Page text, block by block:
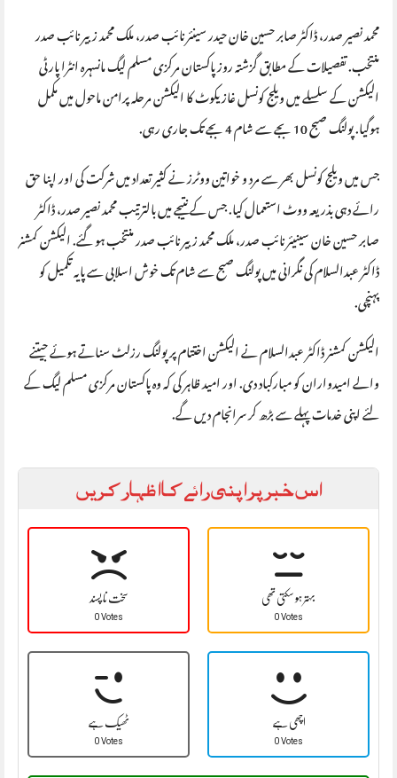
محمد نصیر صدر، ڈاکٹر صابر حسین خان حیدر سینئر نائب صدر، ملک محمد زبیر نائب صدر
منتخب. تفصیلات کے مطابق گزشتہ روز پاکستان مرکزی مسلم لیگ مانسہرہ انٹرا پارٹی
الیکشن کے سلسلے میں ویلج کونسل غازیکوٹ کا الیکشن مرحلہ پرامن ماحول میں مکمل
ہوگیا. پولنگ صبح 10 بجے سے شام 4 بجے تک جاری رہی.
جس میں ویلج کونسل بھر سے مرد و خواتین ووٹرز نے کثیر تعداد میں شرکت کی اور اپنا حق
رائے دہی بذریعہ ووٹ استعمال کیا. جس کے نتیجے میں بالترتیب محمد نصیر صدر، ڈاکٹر
صابر حسین خان سینیئر نائب صدر، ملک محمد زبیر نائب صدر منتخب ہو گئے. الیکشن کمشنر
ڈاکٹر عبدالسلام کی نگرانی میں پولنگ صبح سے شام تک خوش اسلابی سے پایہ تکمیل کو
پہنچی.
الیکشن کمشنر ڈاکٹر عبدالسلام نے الیکشن اختتام پر پولنگ رزلٹ سناتے ہوئے جیتنے
والے امیدواران کو مبارکباد دی. اور امید ظاہر کی کہ وہ پاکستان مرکزی مسلم لیگ کے
لئے اپنی خدمات پہلے سے بڑھ کر سرانجام دیں گے.
اس خبر پر اپنی رائے کا اظہار کریں
سخت نا پسند
0 Votes
بہتر ہو سکتی تھی
0 Votes
ٹھیک ہے
0 Votes
اچھی ہے
0 Votes